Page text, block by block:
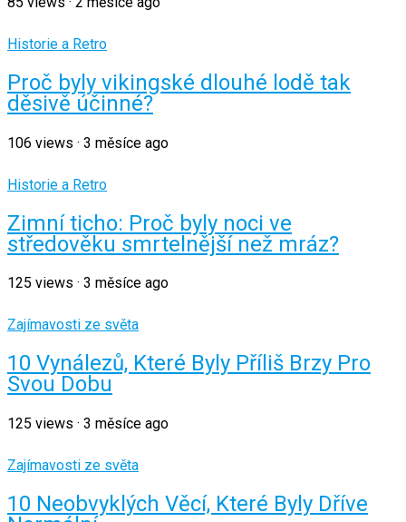
Historie a Retro
Proč byly vikingské dlouhé lodě tak
děsivě účinné?
106 views · 3 měsíce ago
Historie a Retro
Zimní ticho: Proč byly noci ve
středověku smrtelnější než mráz?
125 views · 3 měsíce ago
Zajímavosti ze světa
10 Vynálezů, Které Byly Příliš Brzy Pro
Svou Dobu
125 views · 3 měsíce ago
Zajímavosti ze světa
10 Neobvyklých Věcí, Které Byly Dříve